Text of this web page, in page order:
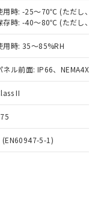
用時: -25～70℃ (ただし、氷
存時: -40～80℃ (ただし、氷
用時: 35～85%RH
ネル前面: IP66、NEMA4X,
II
(EN60947-5-1)
価格はお客
様担当のオ
社販売員に
当社販売拠
」をご確認
を当社の
洩または開
。
ト作成サー
エチルヘキシ
フタル酸ブチ
ル酸ジブチル
ソブチル
機器に対する
り、予定
リ臭化ビフェ
ェニルエーテ
フタル酸ジ
チルベンジ
: 1000ppm
べてが基
いて有害物
場合は、完
輸出されな
す。
、ミサイ
たはその他
置等に一切
に販売する
内容を当
た当社は、
関係者が違
在庫あり
況につ
ロン制御
にご確
庫状況の